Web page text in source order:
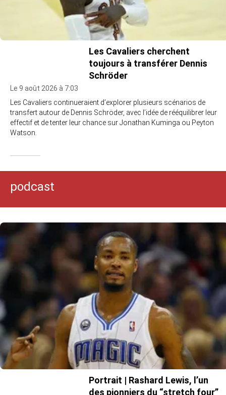
Les Cavaliers cherchent
toujours à transférer Dennis
Schröder
Le 9 août 2026 à 7:03
Les Cavaliers continueraient d’explorer plusieurs scénarios de
transfert autour de Dennis Schröder, avec l’idée de rééquilibrer leur
effectif et de tenter leur chance sur Jonathan Kuminga ou Peyton
Watson.
podcast
Portrait | Rashard Lewis, l’un
des pionniers du “stretch four”